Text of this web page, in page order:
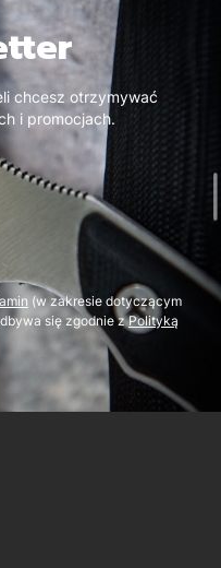
chcesz otrzymywać
i promocjach.
(w zakresie dotyczącym
się zgodnie zPolityką